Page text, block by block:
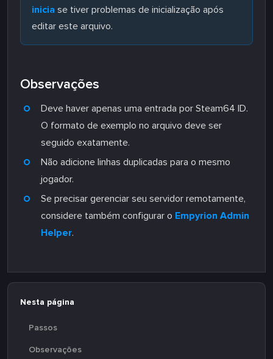
inicia se tiver problemas de inicialização após
editar este arquivo.
Observações
Deve haver apenas uma entrada por Steam64 ID.
O formato de exemplo no arquivo deve ser
seguido exatamente.
Não adicione linhas duplicadas para o mesmo
jogador.
Se precisar gerenciar seu servidor remotamente,
considere também configurar o Empyrion Admin
Helper.
Nesta página
Passos
Observações